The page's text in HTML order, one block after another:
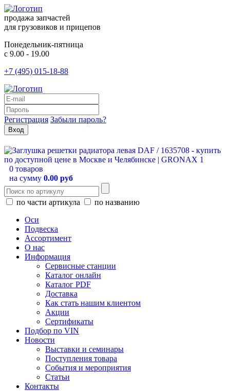
продажа запчастей
для грузовиков и прицепов
Понедельник-пятница
с 9.00 - 19.00
+7 (495) 015-18-88
Регистрация Забыли пароль?
0 товаров
на сумму 0.00 руб
по части артикула
по названию
Оси
Подвеска
Ассортимент
О нас
Информация
Сервисные станции
Каталог онлайн
Каталог PDF
Доставка
Как стать нашим клиентом
Акции
Сертификаты
Подбор по VIN
Новости
Выставки и семинары
Поступления товара
События и мероприятия
Статьи
Контакты